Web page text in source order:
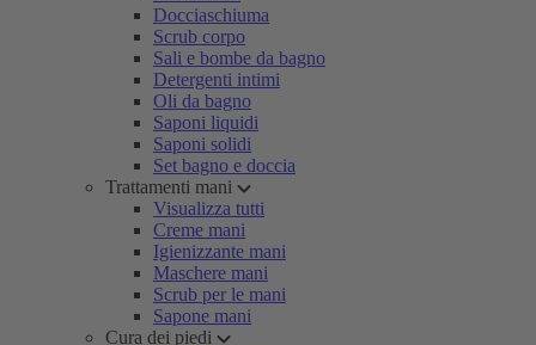
Docciaschiuma
Scrub corpo
Sali e bombe da bagno
Detergenti intimi
Oli da bagno
Saponi liquidi
Saponi solidi
Set bagno e doccia
Trattamenti mani
Visualizza tutti
Creme mani
Igienizzante mani
Maschere mani
Scrub per le mani
Sapone mani
Cura dei piedi